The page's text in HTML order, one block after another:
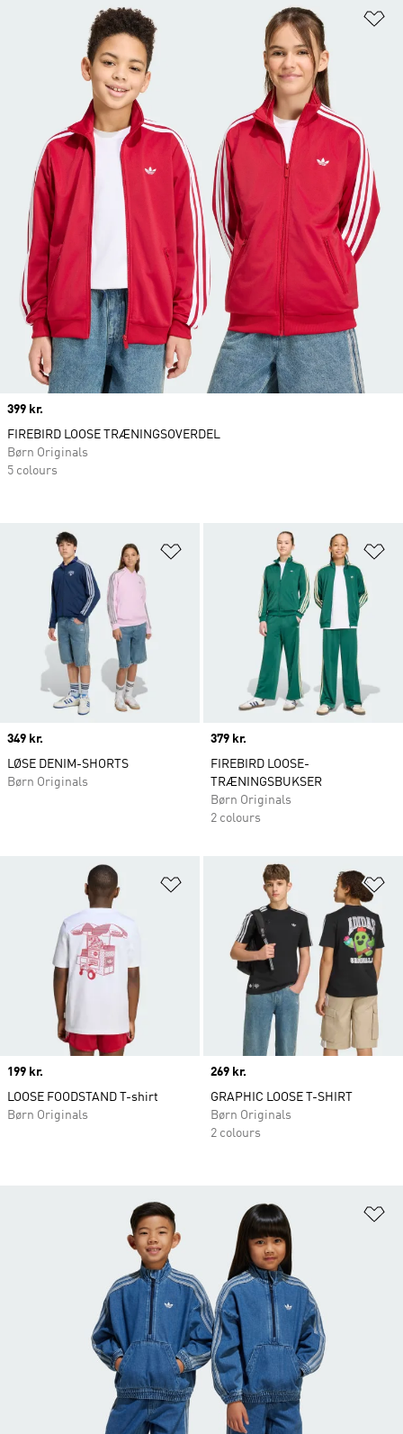
Føj til ønskeliste
Price
349 kr.
LØSE DENIM-SHORTS
Børn Originals
Price
379 kr.
FIREBIRD LOOSE-
TRÆNINGSBUKSER
Børn Originals
2 colours
Føj til ønskeliste
Price
199 kr.
LOOSE FOODSTAND T-shirt
Børn Originals
Price
269 kr.
GRAPHIC LOOSE T-SHIRT
Børn Originals
2 colours
Price
399 kr.
FIREBIRD LOOSE TRÆNINGSOVERDEL
Børn Originals
5 colours